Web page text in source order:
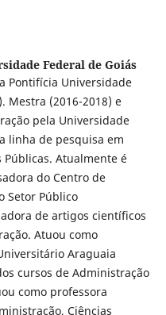
Federal de Goiás
Pontifícia Universidade
Mestra (2016-2018) e
pela Universidade
linha de pesquisa em
Atualmente é
do Centro de
Setor Público
de artigos científicos
Atuou como
Araguaia
cursos de Administração
como professora
Ciências